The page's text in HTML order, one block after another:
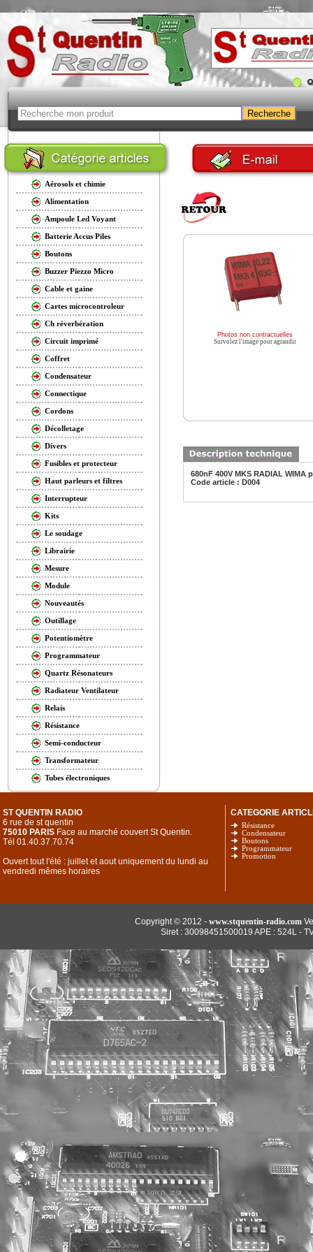
Aérosols et chimie
Alimentation
Ampoule Led Voyant
Batterie Accus Piles
Boutons
Buzzer Piezzo Micro
Cable et gaine
Cartes microcontroleur
Ch réverbération
Circuit imprimé
Coffret
Condensateur
Connectique
Cordons
Décolletage
Divers
Fusibles et protecteur
Haut parleurs et filtres
Interrupteur
Kits
Le soudage
Librairie
Mesure
Module
Nouveautés
Outillage
Potentiomètre
Programmateur
Quartz Résonateurs
Radiateur Ventilateur
Relais
Résistance
Semi-conducteur
Transformateur
Tubes électroniques
Photos non contractuelles
Survolez l'image pour agrandir
680nF 400V MKS RADIAL WIMA
Code article : D004
ST QUENTIN RADIO
6 rue de st quentin
75010 PARIS Face au marché couvert St Quentin.
Tél 01.40.37.70.74
Ouvert tout l'été : juillet et aout uniquement du lundi au
vendredi mêmes horaires
CATEGORIE
Résistance
Condensateur
Boutons
Programmateur
Promotion
Copyright © 2012 - www.stquentin-radio.com
Siret : 30098451500019 APE : 524L -